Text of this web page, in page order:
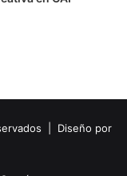
| Diseño por